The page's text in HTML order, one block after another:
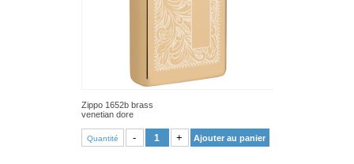
Zippo 1652b brass
venetian dore
Quantité - + Ajouter au panier